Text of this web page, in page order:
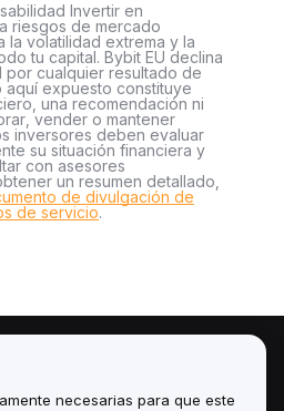
Invertir en
riesgos de mercado
la volatilidad extrema y la
tu capital. Bybit EU declina
cualquier resultado de
aquí expuesto constituye
una recomendación ni
vender o mantener
inversores deben evaluar
su situación financiera y
con asesores
un resumen detallado,
de divulgación de
de servicio.
necesarias para que este